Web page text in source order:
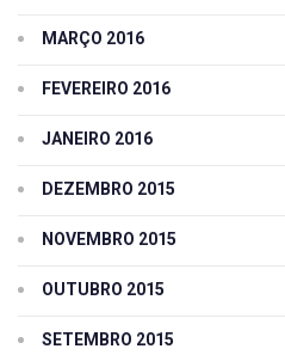
MARÇO 2016
FEVEREIRO 2016
JANEIRO 2016
DEZEMBRO 2015
NOVEMBRO 2015
OUTUBRO 2015
SETEMBRO 2015